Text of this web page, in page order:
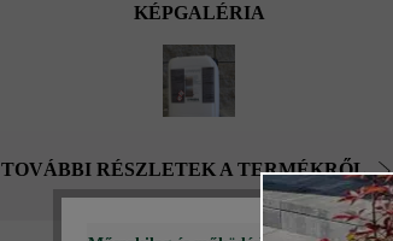
KÉPGALÉRIA
TOVÁBBI RÉSZLETEK A TERMÉKRŐL